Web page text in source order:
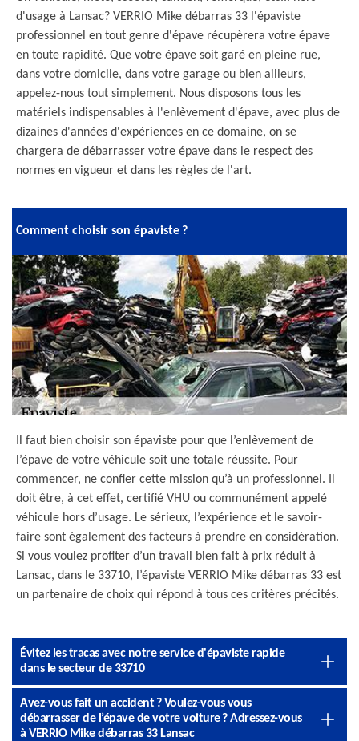
d'usage à Lansac? VERRIO Mike débarras 33 l'épaviste
professionnel en tout genre d'épave récupèrera votre épave
en toute rapidité. Que votre épave soit garé en pleine rue,
dans votre domicile, dans votre garage ou bien ailleurs,
appelez-nous tout simplement. Nous disposons tous les
matériels indispensables à l'enlèvement d'épave, avec plus de
dizaines d'années d'expériences en ce domaine, on se
chargera de débarrasser votre épave dans le respect des
normes en vigueur et dans les règles de l'art.
Comment choisir son épaviste ?
Il faut bien choisir son épaviste pour que l’enlèvement de
l’épave de votre véhicule soit une totale réussite. Pour
commencer, ne confier cette mission qu’à un professionnel. Il
doit être, à cet effet, certifié VHU ou communément appelé
véhicule hors d’usage. Le sérieux, l’expérience et le savoir-
faire sont également des facteurs à prendre en considération.
Si vous voulez profiter d’un travail bien fait à prix réduit à
Lansac, dans le 33710, l’épaviste VERRIO Mike débarras 33 est
un partenaire de choix qui répond à tous ces critères précités.
Évitez les tracas avec notre service d'épaviste rapide
dans le secteur de 33710
Avez-vous fait un accident ? Voulez-vous vous
débarrasser de l’épave de votre voiture ? Adressez-vous
à VERRIO Mike débarras 33 Lansac